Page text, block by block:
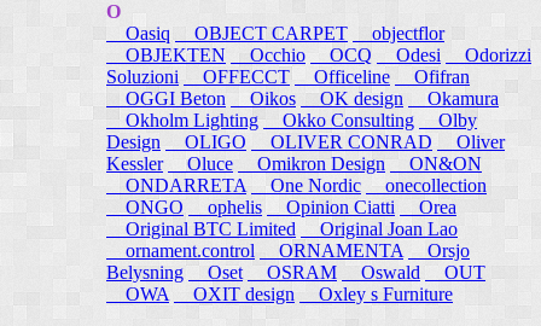
O
Oasiq
OBJECT CARPET
objectflor
OBJEKTEN
Occhio OCQ Odesi
Odorizzi
Soluzioni
OFFECCT Officeline
Ofifran
OGGI Beton
Oikos OK design
Okamura
Okholm Lighting
Okko Consulting
Olby
Design
OLIGO OLIVER CONRAD
Oliver
Kessler
Oluce Omikron Design
ON&ON
ONDARRETA
One Nordic
onecollection
ONGO
ophelis Opinion Ciatti
Orea
Original BTC Limited
Original Joan Lao
ornament.control
ORNAMENTA
Orsjo
Belysning
Oset OSRAM Oswald
OUT
OWA
OXIT design Oxley s Furniture